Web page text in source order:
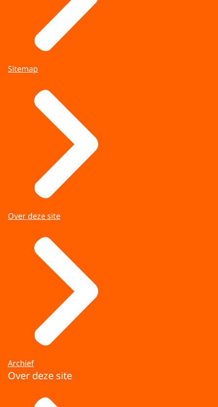
Sitemap
Over deze site
Archief
Over deze site